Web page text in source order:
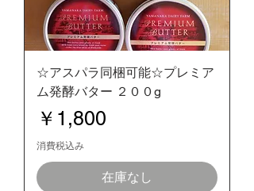
☆アスパラ同梱可能☆プレミア
ム発酵バター ２００g
価格
￥1,800
消費税込み
在庫なし